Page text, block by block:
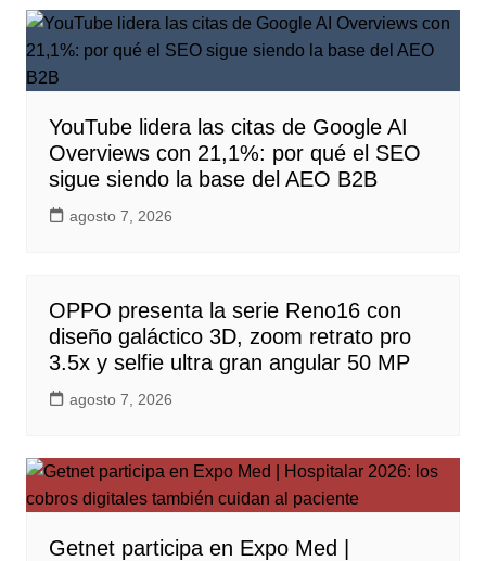
YouTube lidera las citas de Google AI
Overviews con 21,1%: por qué el SEO
sigue siendo la base del AEO B2B
agosto 7, 2026
OPPO presenta la serie Reno16 con
diseño galáctico 3D, zoom retrato pro
3.5x y selfie ultra gran angular 50 MP
agosto 7, 2026
Getnet participa en Expo Med |